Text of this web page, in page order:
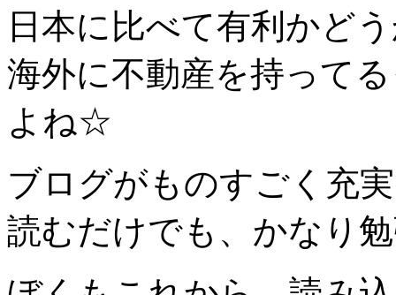
日本に比べて有利かど
海外に不動産を持って
よね☆
ブログがものすごく充
読むだけでも、かなり